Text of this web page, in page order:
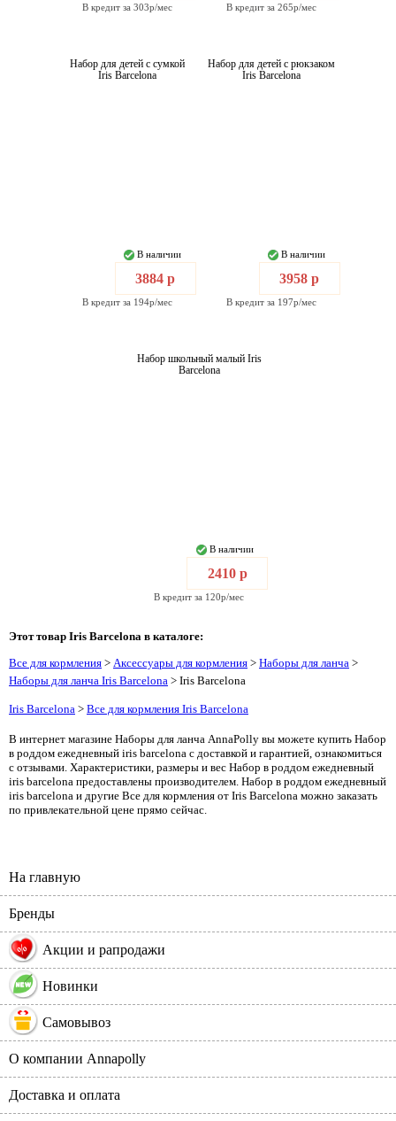
В кредит за 303р/мес В кредит за 265р/мес
Набор для детей с сумкой
Iris Barcelona
В наличии
3884 р
В кредит за 194р/мес
Набор для детей с рюкзаком
Iris Barcelona
В наличии
3958 р
В кредит за 197р/мес
Набор школьный малый Iris
Barcelona
В наличии
2410 р
В кредит за 120р/мес
Этот товар Iris Barcelona в каталоге:
Все для кормления > Аксессуары для кормления > Наборы для ланча >
Наборы для ланча Iris Barcelona > Iris Barcelona
Iris Barcelona > Все для кормления Iris Barcelona
В интернет магазине Наборы для ланча AnnaPolly вы можете купить Набор
в роддом ежедневный iris barcelona с доставкой и гарантией, ознакомиться
с отзывами. Характеристики, размеры и вес Набор в роддом ежедневный
iris barcelona предоставлены производителем. Набор в роддом ежедневный
iris barcelona и другие Все для кормления от Iris Barcelona можно заказать
по привлекательной цене прямо сейчас.
На главную
Бренды
% Акции и рапродажи
Новинки
Самовывоз
О компании Annapolly
Доставка и оплата